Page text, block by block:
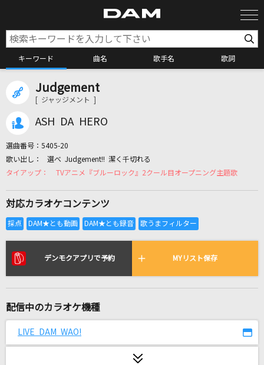
キーワード 曲名 歌手名 歌詞
カラオケリクエスト
リアルタイムで歌われている曲の一覧
Actually...
[オリカラ]世界が終るまでは… 1994/6/22渋谷
Judgement
[ ジャッジメント ]
ASH DA HERO
選曲番号： 5405-20
選べ Judgement!! 潔く千切れる
TVアニメ『ブルーロック』2クール目オープニング主題歌
対応カラオケコンテンツ
デンモクアプリで予約 MYリスト保存
配信中のカラオケ機種
LIVE DAM WAO!